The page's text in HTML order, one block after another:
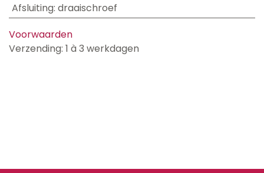
Afsluiting: draaischroef
Voorwaarden
Verzending: 1 à 3 werkdagen